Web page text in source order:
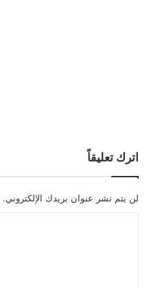
اترك تعليقاً
لن يتم نشر عنوان بريدك الإلكتروني.